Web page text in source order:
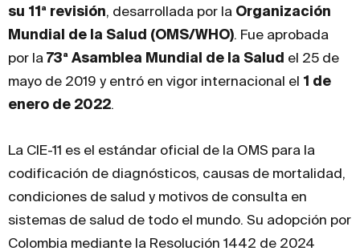
su 11ª revisión, desarrollada por la Organización
Mundial de la Salud (OMS/WHO). Fue aprobada
por la 73ª Asamblea Mundial de la Salud el 25 de
mayo de 2019 y entró en vigor internacional el 1 de
enero de 2022.
La CIE-11 es el estándar oficial de la OMS para la
codificación de diagnósticos, causas de mortalidad,
condiciones de salud y motivos de consulta en
sistemas de salud de todo el mundo. Su adopción por
Colombia mediante la Resolución 1442 de 2024